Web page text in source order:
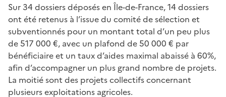
Sur 34 dossiers déposés en Île-de-France, 14 dossiers
ont été retenus à l’issue du comité de sélection et
subventionnés pour un montant total d’un peu plus
de 517 000 €, avec un plafond de 50 000 € par
bénéficiaire et un taux d’aides maximal abaissé à 60%,
afin d’accompagner un plus grand nombre de projets.
La moitié sont des projets collectifs concernant
plusieurs exploitations agricoles.